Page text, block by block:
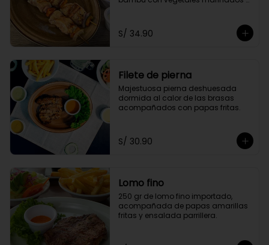
S/ 34.90
Filete de pierna
Majestuosa pierna deshuesada
dormida al calor de las brasas
acompañados con papas fritas.
S/ 30.90
Lomo fino
250 gr de lomo fino importado,
acompañada de papas amarillas
fritas y ensalada parrillera.